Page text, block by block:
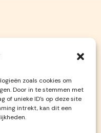
zoals cookies om
Door in te stemmen met
of unieke ID's op deze site
intrekt, kan dit een